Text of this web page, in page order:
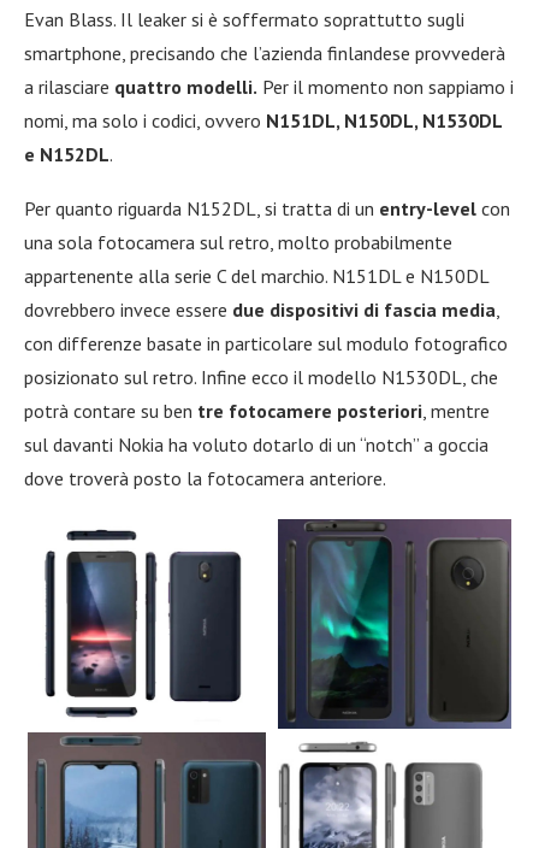
Evan Blass. Il leaker si è soffermato soprattutto sugli
smartphone, precisando che l’azienda finlandese provvederà
a rilasciare quattro modelli. Per il momento non sappiamo i
nomi, ma solo i codici, ovvero N151DL, N150DL, N1530DL
e N152DL.
Per quanto riguarda N152DL, si tratta di un entry-level con
una sola fotocamera sul retro, molto probabilmente
appartenente alla serie C del marchio. N151DL e N150DL
dovrebbero invece essere due dispositivi di fascia media,
con differenze basate in particolare sul modulo fotografico
posizionato sul retro. Infine ecco il modello N1530DL, che
potrà contare su ben tre fotocamere posteriori, mentre
sul davanti Nokia ha voluto dotarlo di un “notch” a goccia
dove troverà posto la fotocamera anteriore.